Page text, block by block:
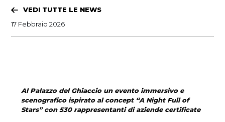
VEDI TUTTE LE NEWS
17 Febbraio 2026
Al Palazzo del Ghiaccio un evento immersivo e
scenografico ispirato al concept “A Night Full of
Stars”con 530 rappresentanti di aziende certificate